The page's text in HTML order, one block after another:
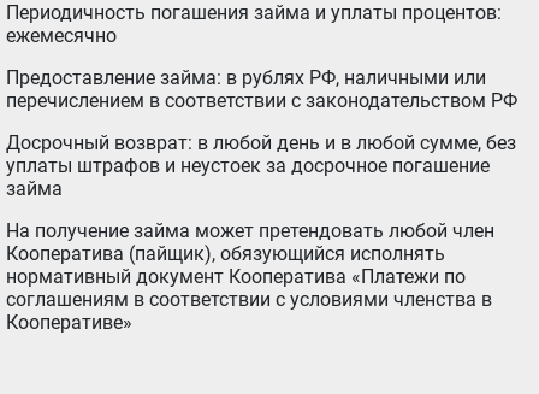
Периодичность погашения займа и уплаты процентов:
ежемесячно
Предоставление займа: в рублях РФ, наличными или
перечислением в соответствии с законодательством РФ
Досрочный возврат: в любой день и в любой сумме, без
уплаты штрафов и неустоек за досрочное погашение
займа
На получение займа может претендовать любой член
Кооператива (пайщик), обязующийся исполнять
нормативный документ Кооператива «Платежи по
соглашениям в соответствии с условиями членства в
Кооперативе»